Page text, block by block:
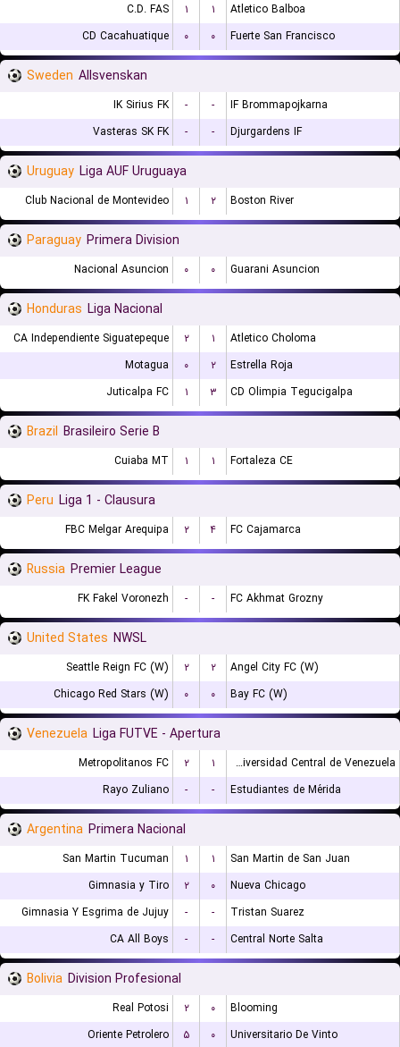
C.D. FAS ۱ ۱
Atletico Balboa
CD Cacahuatique
۰ ۰ Fuerte San Francisco
Sweden Allsvenskan
IK Sirius FK - -
IF Brommapojkarna
Vasteras SK FK
- - Djurgardens IF
Uruguay Liga AUF Uruguaya
Club Nacional de Montevideo ۱ ۲ Boston River
Paraguay Primera Division
Nacional Asuncion ۰ ۰ Guarani Asuncion
Honduras Liga Nacional
CA Independiente Siguatepeque ۲ ۱
Atletico Choloma
Motagua
۰ ۲
Estrella Roja
Juticalpa FC
۱ ۳ CD Olimpia Tegucigalpa
Brazil Brasileiro Serie B
Cuiaba MT ۱ ۱ Fortaleza CE
Peru Liga 1 - Clausura
FBC Melgar Arequipa ۲ ۴ FC Cajamarca
Russia Premier League
FK Fakel Voronezh - - FC Akhmat Grozny
United States NWSL
Seattle Reign FC (W) ۲ ۲
Angel City FC (W)
Chicago Red Stars (W)
۰ ۰ Bay FC (W)
Venezuela Liga FUTVE - Apertura
Metropolitanos FC ۲ ۱
Universidad Central de Venezuela
Rayo Zuliano
- - Estudiantes de Mérida
Argentina Primera Nacional
San Martin Tucuman ۱ ۱
San Martin de San Juan
Gimnasia y Tiro
۲ ۰
Nueva Chicago
Gimnasia Y Esgrima de Jujuy
- -
Tristan Suarez
CA All Boys
- - Central Norte Salta
Bolivia Division Profesional
Real Potosi ۲ ۰
Blooming
Oriente Petrolero
۵ ۰ Universitario De Vinto